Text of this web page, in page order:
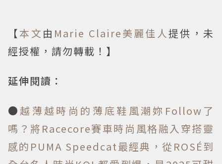
【本文 由 Marie Claire美麗佳人提供，未
經授權，請勿轉載！】
延伸閱讀：
● 越薄越時尚的薄底鞋風潮妳Follow了
嗎？將Racecore賽車時尚風格融入穿搭靈
感的PUMA Speedcat最經典，從ROSÉ到